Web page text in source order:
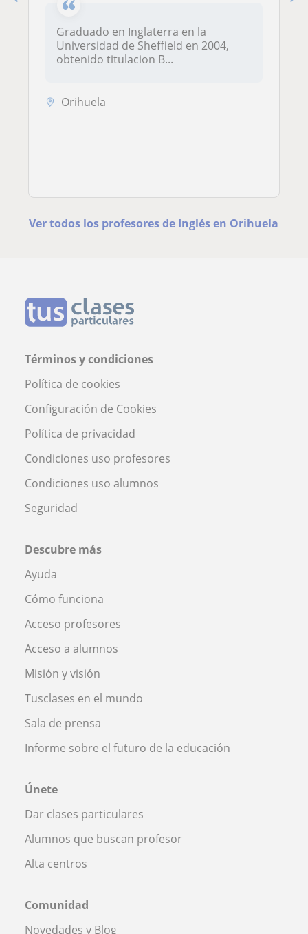
Graduado en Inglaterra en la
Universidad de Sheffield en 2004,
obtenido titulacion B...
Orihuela
Ver todos los profesores de Inglés en Orihuela
Términos y condiciones
Política de cookies
Configuración de Cookies
Política de privacidad
Condiciones uso profesores
Condiciones uso alumnos
Seguridad
Descubre más
Ayuda
Cómo funciona
Acceso profesores
Acceso a alumnos
Misión y visión
Tusclases en el mundo
Sala de prensa
Informe sobre el futuro de la educación
Únete
Dar clases particulares
Alumnos que buscan profesor
Alta centros
Comunidad
Novedades y Blog